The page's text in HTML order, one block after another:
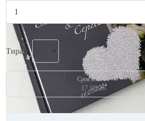
Тираж
Срок изгот.
17.08.26